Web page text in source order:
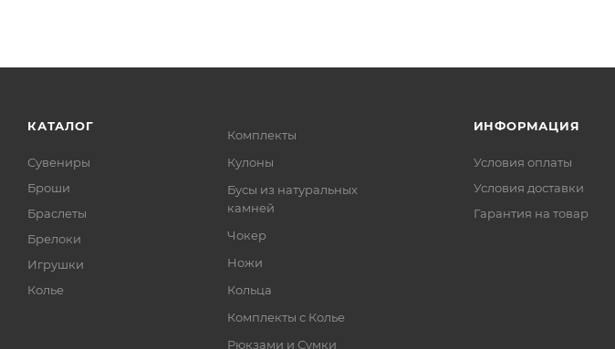
КАТАЛОГ
Сувениры
Броши
Браслеты
Брелоки
Игрушки
Колье
Комплекты
Кулоны
Бусы из натуральных
камней
Чокер
Ножи
Кольца
Комплекты с Колье
Рюкзами и Сумки
ИНФОРМАЦИЯ
Условия оплаты
Условия доставки
Гарантия на товар